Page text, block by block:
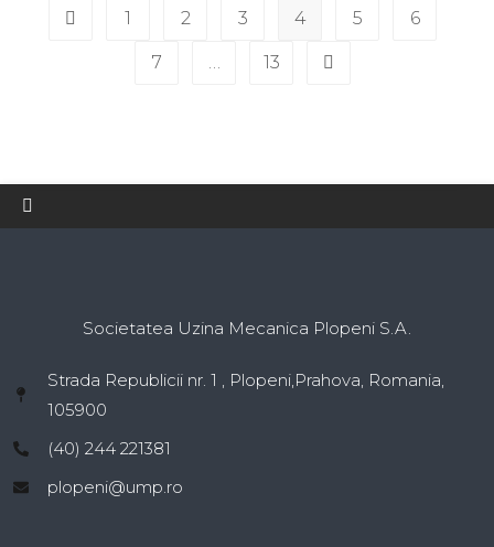
1 2 3 4 5 6
7 … 13
Societatea Uzina Mecanica Plopeni S.A.
Strada Republicii nr. 1 , Plopeni,Prahova, Romania,
105900
(40) 244 221381
plopeni@ump.ro